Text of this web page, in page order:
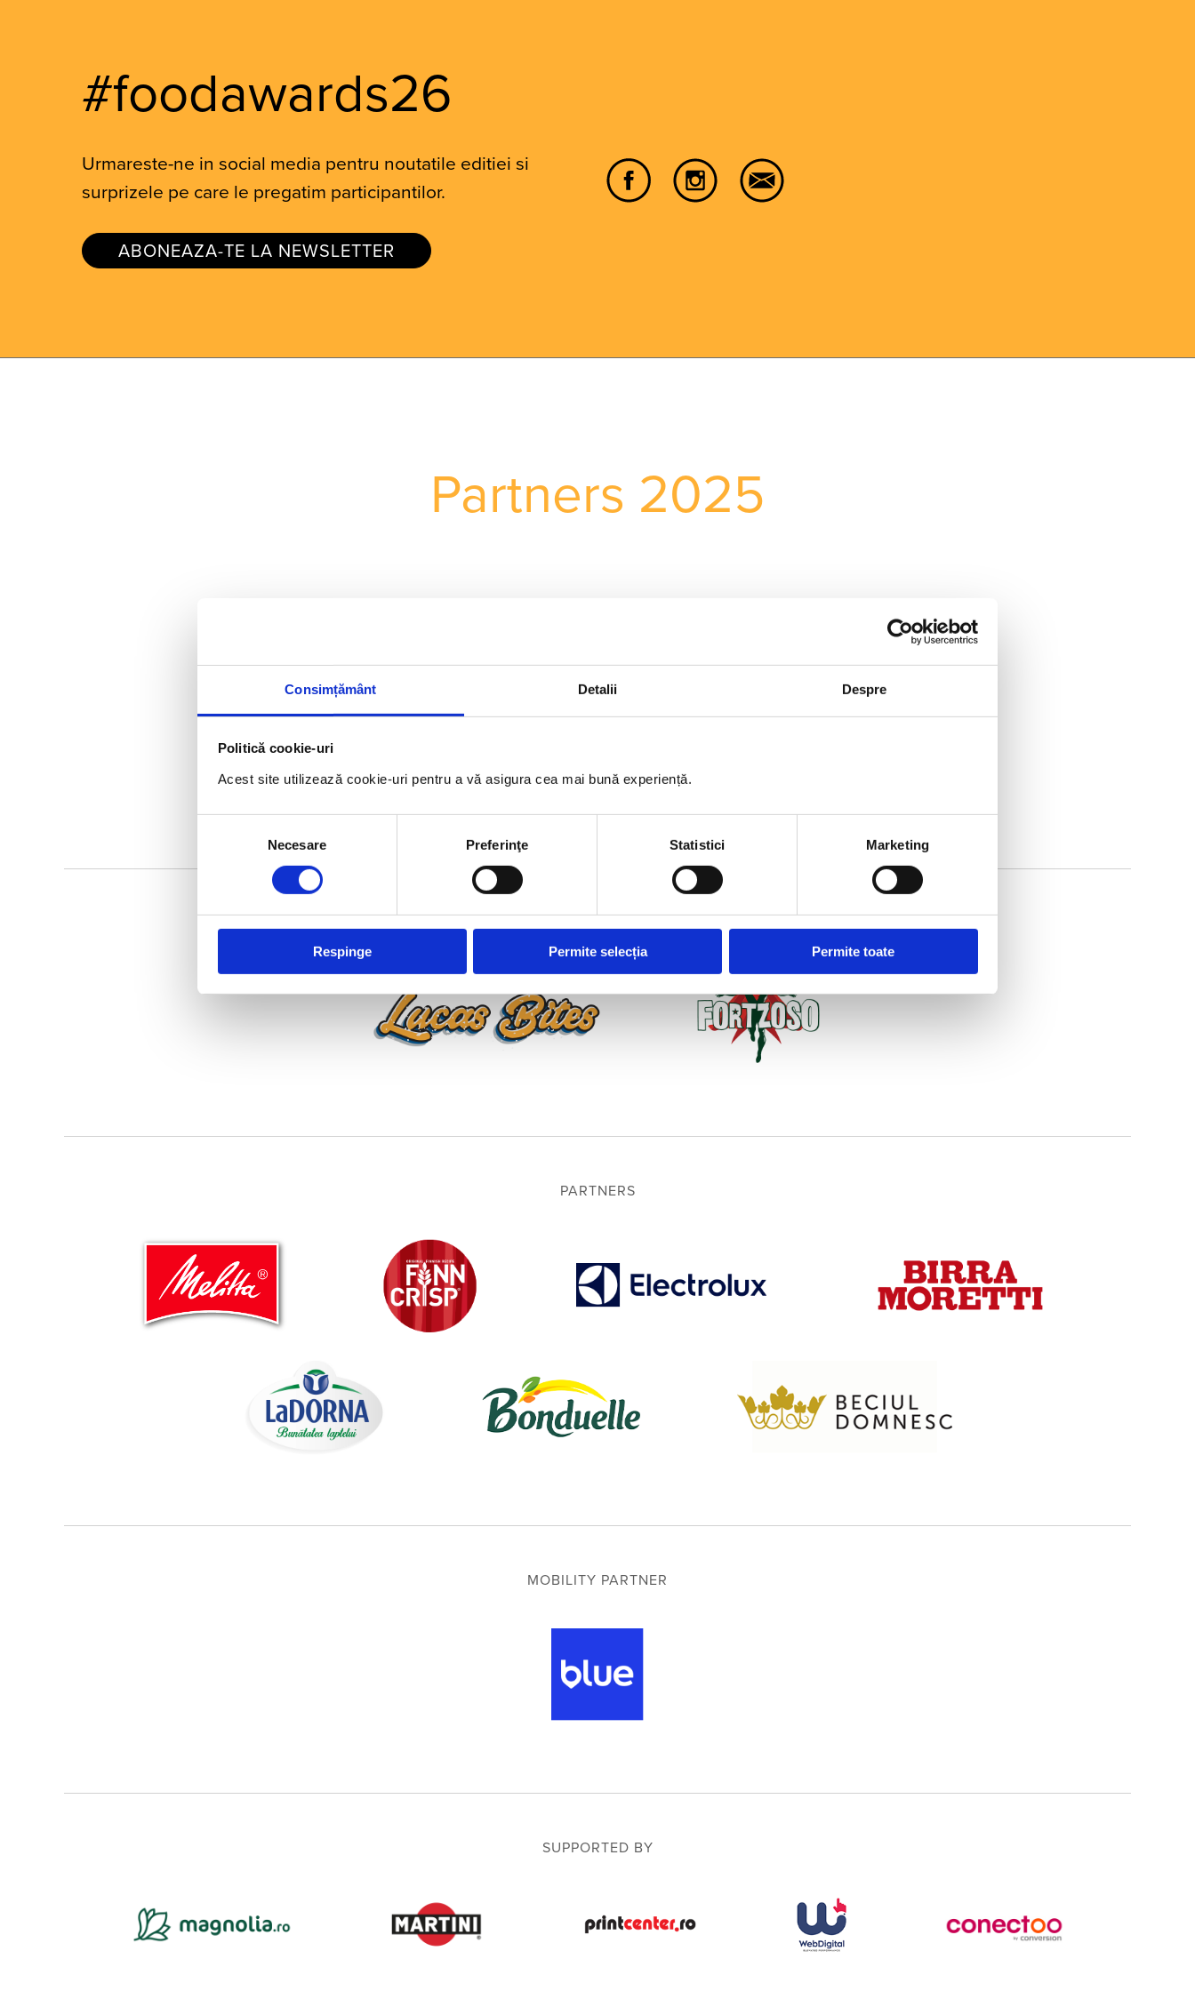
Consimțământ Detalii Despre
Politică cookie-uri
Acest site utilizează cookie-uri pentru a vă asigura cea mai bună experiență.
consimțământului
Necesare Preferinţe Statistici Marketing
Respinge Permite selecția Permite toate
#foodawards26
Urmareste-ne in social media pentru noutatile editiei si
surprizele pe care le pregatim participantilor.
ABONEAZA-TE LA NEWSLETTER
Partners 2025
PLATINUM PARTNERS
PARTNERS
MOBILITY PARTNER
SUPPORTED BY